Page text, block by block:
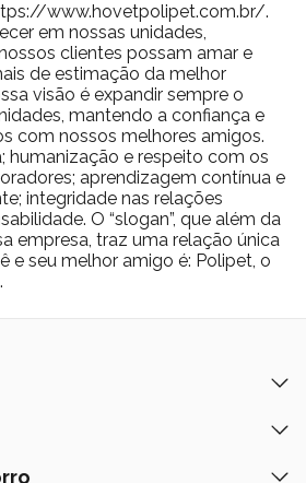
www.hovetpolipet.com.br/.
em nossas unidades,
clientes possam amar e
de estimação da melhor
visão é expandir sempre o
mantendo a confiança e
com nossos melhores amigos.
humanização e respeito com os
aprendizagem contínua e
integridade nas relações
O “slogan”, que além da
empresa, traz uma relação única
e seu melhor amigo é: Polipet, o